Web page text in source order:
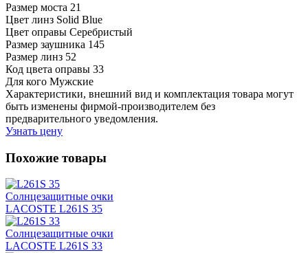
Размер моста 21
Цвет линз Solid Blue
Цвет оправы Серебристый
Размер заушника 145
Размер линз 52
Код цвета оправы 33
Для кого Мужские
Характеристики, внешний вид и комплектация товара могут
быть изменены фирмой-производителем без
предварительного уведомления.
Узнать цену
Похожие товары
Солнцезащитные очки
LACOSTE L261S 35
Солнцезащитные очки
LACOSTE L261S 33